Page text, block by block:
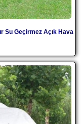
Su Geçirmez Açık Hava